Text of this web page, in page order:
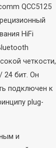
QCC5125
HiFi
четкости,
24 бит. Он
подключен к
plug-
и